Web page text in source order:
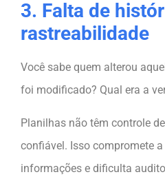
3. Falta de
rastreabilidade
Você sabe quem alterou
foi modificado? Qual era a
Planilhas não têm controle
confiável. Isso compromete
informações e dificulta